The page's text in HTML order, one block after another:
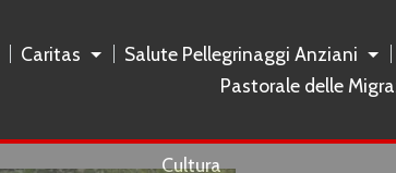
Caritas Salute Pellegrinaggi Anziani
Pastorale delle
Cultura